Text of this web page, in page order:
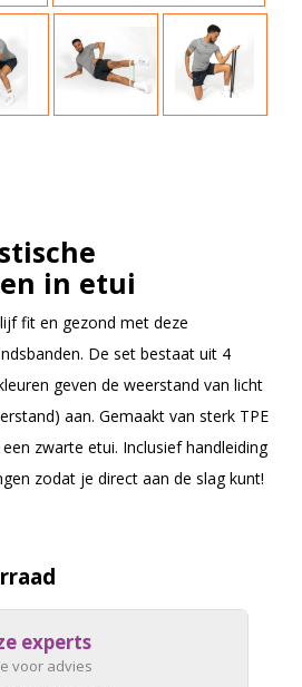
in etui
fit en gezond met deze
De set bestaat uit 4
geven de weerstand van licht
aan. Gemaakt van sterk TPE
zwarte etui. Inclusief handleiding
zodat je direct aan de slag kunt!
experts
voor advies